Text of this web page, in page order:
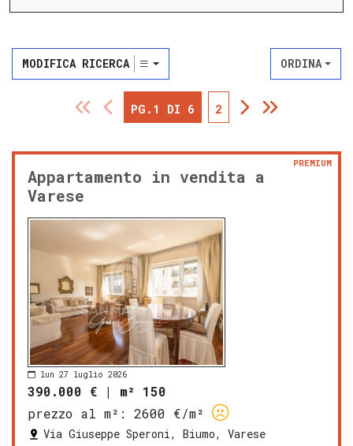
MODIFICA RICERCA ORDINA
PG.1 DI 6 2
Appartamento in vendita a
Varese
PREMIUM
lun 27 luglio 2026
390.000 € | m² 150
prezzo al m²:
2600 €/m²
Via Giuseppe Speroni, Biumo, Varese